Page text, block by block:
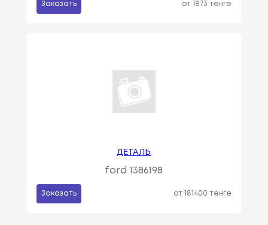
Заказать от 1873 тенге
ДЕТАЛЬ
ford 1386198
Заказать от 181400 тенге